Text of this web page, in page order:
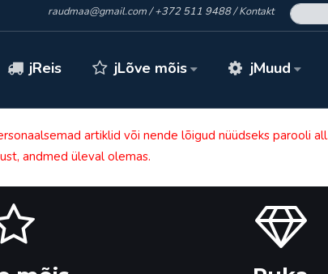
raudmaa@gmail.com/+372 511 9488 /Kontakt
jReis jLõve mõis jMuud
artiklid või nende lõigud nüüdseks parooli
andmed üleval olemas.